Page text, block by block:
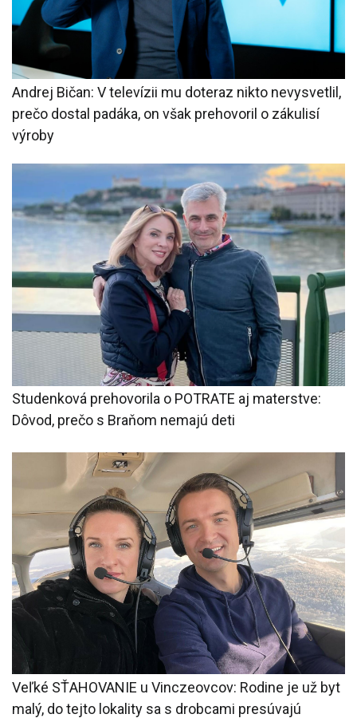
Andrej Bičan: V televízii mu doteraz nikto nevysvetlil,
prečo dostal padáka, on však prehovoril o zákulisí
výroby
Studenková prehovorila o POTRATE aj materstve:
Dôvod, prečo s Braňom nemajú deti
Veľké SŤAHOVANIE u Vinczeovcov: Rodine je už byt
malý, do tejto lokality sa s drobcami presúvajú